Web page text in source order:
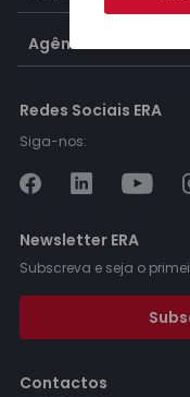
Agências ERA
Redes Sociais ERA
Siga-nos:
Newsletter ERA
Subscreva e seja o
Contactos